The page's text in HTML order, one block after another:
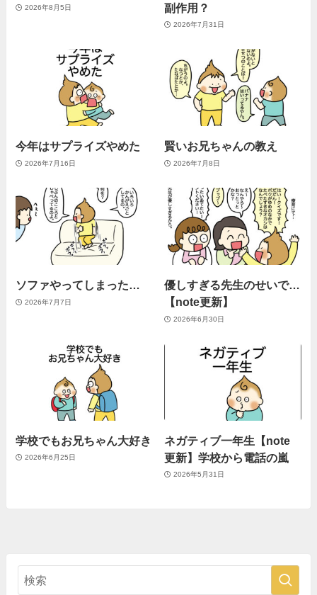
2026年8月5日
副作用？
2026年7月31日
今年はサプライズやめた
2026年7月16日
賢いお兄ちゃんの教え
2026年7月8日
ソファやってしまった…
2026年7月7日
優しすぎる先生のせいで…
【note更新】
2026年6月30日
学校でもお兄ちゃん大好き
2026年6月25日
ネガティブ一年生【note
更新】学校から電話の嵐
2026年5月31日